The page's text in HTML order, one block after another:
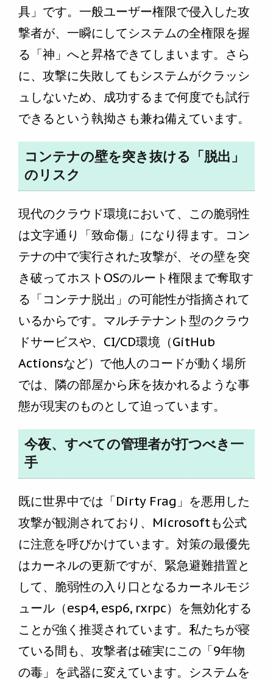
具」です。一般ユーザー権限で侵入した攻
撃者が、一瞬にしてシステムの全権限を握
る「神」へと昇格できてしまいます。さら
に、攻撃に失敗してもシステムがクラッシ
ュしないため、成功するまで何度でも試行
できるという執拗さも兼ね備えています。
コンテナの壁を突き抜ける「脱出」
のリスク
現代のクラウド環境において、この脆弱性
は文字通り「致命傷」になり得ます。コン
テナの中で実行された攻撃が、その壁を突
き破ってホストOSのルート権限まで奪取す
る「コンテナ脱出」の可能性が指摘されて
いるからです。マルチテナント型のクラウ
ドサービスや、CI/CD環境（GitHub
Actionsなど）で他人のコードが動く場所
では、隣の部屋から床を抜かれるような事
態が現実のものとして迫っています。
今夜、すべての管理者が打つべき一
手
既に世界中では「Dirty Frag」を悪用した
攻撃が観測されており、Microsoftも公式
に注意を呼びかけています。対策の最優先
はカーネルの更新ですが、緊急避難措置と
して、脆弱性の入り口となるカーネルモジ
ュール（esp4, esp6, rxrpc）を無効化する
ことが強く推奨されています。私たちが寝
ている間も、攻撃者は確実にこの「9年物
の毒」を武器に変えています。システムを